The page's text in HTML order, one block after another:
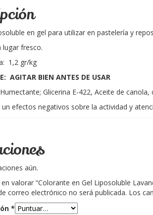
en gel para utilizar en pastelería y
lugar fresco.
1,2 gr/kg
AGITAR BIEN ANTES DE USAR
Glicerina E-422, Aceite de
efectos negativos sobre la actividad y
aún.
valorar “Colorante en Gel Liposoluble
correo electrónico no será publicada. Los
*